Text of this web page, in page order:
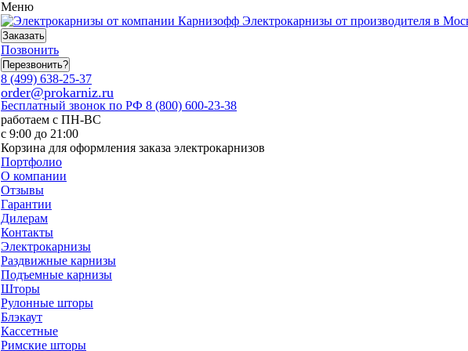
Меню
Электрокарнизы от производителя в
Заказать
Позвонить
Перезвонить?
8 (499) 638-25-37
order@prokarniz.ru
Бесплатный звонок по РФ 8 (800) 600-23-38
работаем с ПН-ВС
с 9:00 до 21:00
Корзина для оформления заказа электрокарнизов
Портфолио
О компании
Отзывы
Гарантии
Дилерам
Контакты
Электрокарнизы
Раздвижные карнизы
Подъемные карнизы
Шторы
Рулонные шторы
Блэкаут
Кассетные
Римские шторы